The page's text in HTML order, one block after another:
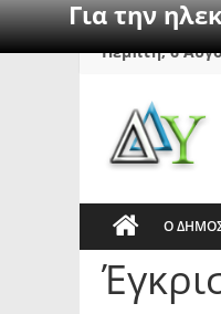
Για την
SkipΠέμπτη, 6
Ο